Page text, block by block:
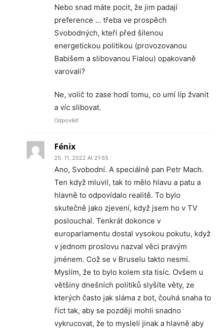
Nebo snad máte pocit, že jim padají
preference … třeba ve prospěch
Svobodných, kteří před šílenou
energetickou politikou (provozovanou
Babišem a slibovanou Fialou) opakovaně
varovali?
Ne, volič to zase hodí tomu, co umí líp žvanit
a víc slibovat.
Odpověď
Fénix
25. 11. 2022 At 21:55
Ano, Svobodní. A speciálně pan Petr Mach.
Ten když mluvil, tak to mělo hlavu a patu a
hlavně to odpovídalo realitě. To bylo
skutečně jako zjevení, když jsem ho v TV
poslouchal. Tenkrát dokonce v
europarlamentu dostal vysokou pokutu, když
v jednom proslovu nazval věci pravým
jménem. Což se v Bruselu takto nesmí.
Myslím, že to bylo kolem sta tisíc. Ovšem u
většiny dnešních politiků slyšíte věty, ze
kterých často jak sláma z bot, čouhá snaha to
říct tak, aby se později mohli snadno
vykrucovat, že to mysleli jinak a hlavně aby